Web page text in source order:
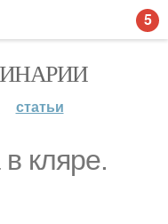
статьи
кляре.
5